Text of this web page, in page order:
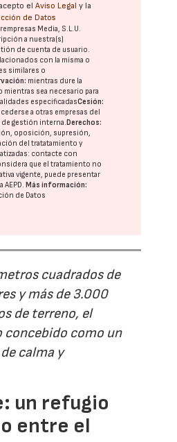
elAviso Legal y la
de Datos
Media, S.L.U.
a nuestra(s)
de cuenta de usuario.
con la misma o
similares o
mientras dure la
mientras sea necesario para
especificadasCesión:
a otras empresas del
gestión interna. Derechos:
oposición, supresión,
del tratatamiento y
contacte con
que el tratamiento no
vigente, puede presentar
AEPD. Más información:
de Datos
cuadrados de
y más de 3.000
de terreno, el
concebido como un
calma y
un refugio
entre el